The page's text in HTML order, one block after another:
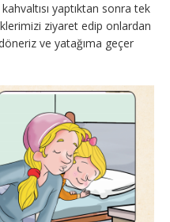
yaptıktan sonra tek
ziyaret edip onlardan
ve yatağıma geçer